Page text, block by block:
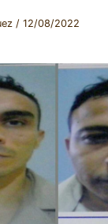
/12/08/2022